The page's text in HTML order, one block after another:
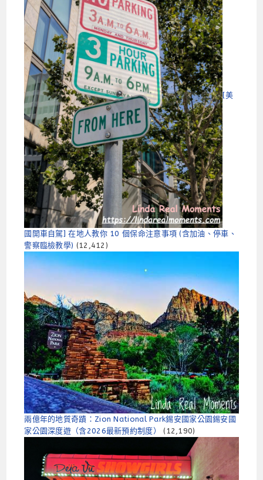
[美
國開車自駕] 在地人教你 10 個保命注意事項 (含加油、停車、
警察臨檢教學) (12,412)
兩億年的地質奇蹟：Zion National Park錫安國家公園錫安國
家公園深度遊（含2026最新預約制​​度）
(12,190)